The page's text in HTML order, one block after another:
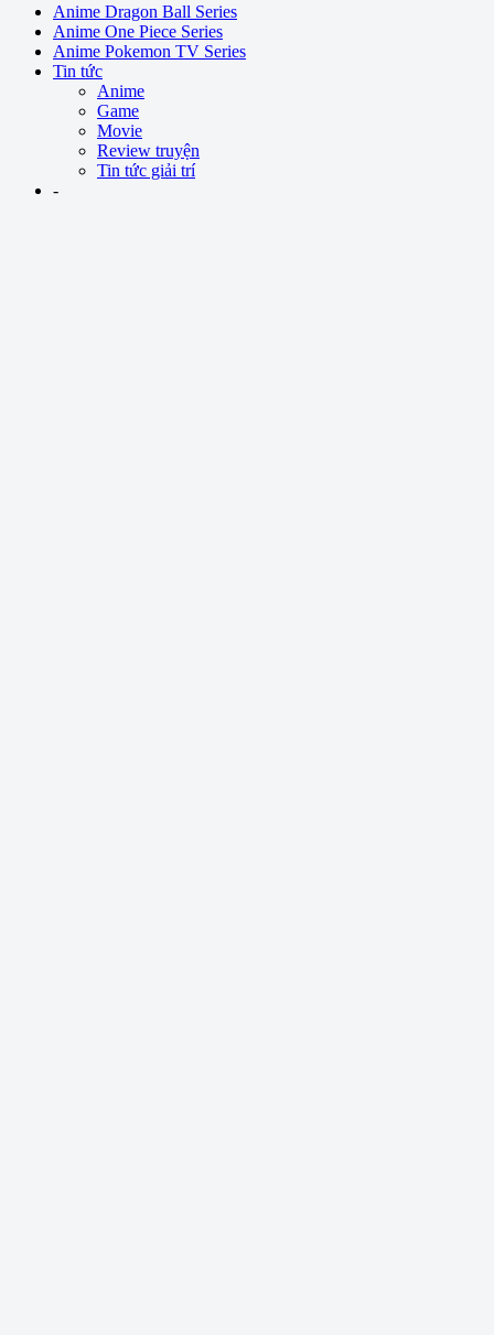
Anime Dragon Ball Series
Anime One Piece Series
Anime Pokemon TV Series
Tin tức
Anime
Game
Movie
Review truyện
Tin tức giải trí
-